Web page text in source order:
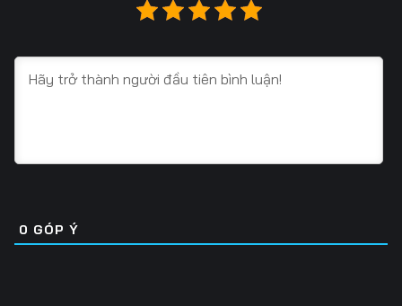
Tập 20
Tập 25 Tập 26
Tập 31 Tập 32 Tập 33
Tập 37 Tập 38 Tập 39
0 GÓP Ý